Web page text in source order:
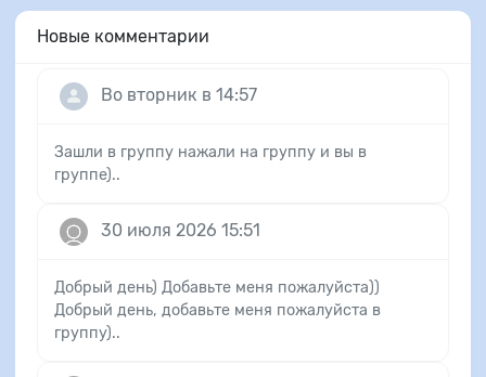
Новые комментарии
Во вторник в 14:57
Зашли в группу нажали на группу и вы в
группе)..
30 июля 2026 15:51
Добрый день) Добавьте меня пожалуйста))
Добрый день, добавьте меня пожалуйста в
группу)..